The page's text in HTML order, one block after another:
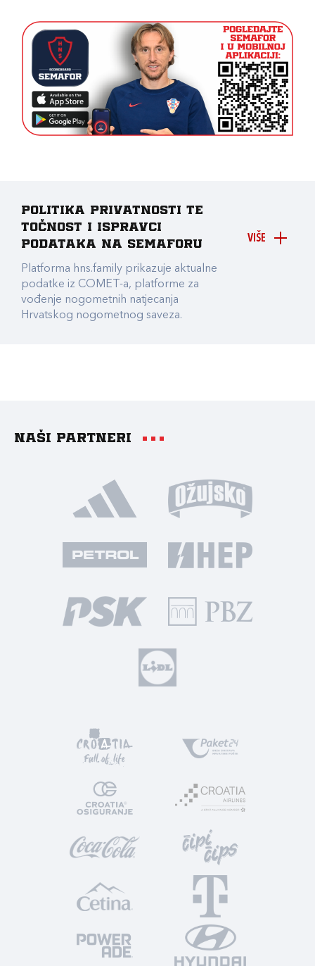
VIŠE
Politika privatnosti te
točnost i ispravci
podataka na Semaforu
Platforma hns.family prikazuje aktualne
podatke iz COMET-a, platforme za
vođenje nogometnih natjecanja
Hrvatskog nogometnog saveza.
Naši partneri